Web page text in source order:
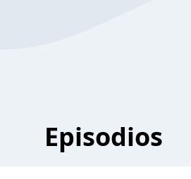
Episodios